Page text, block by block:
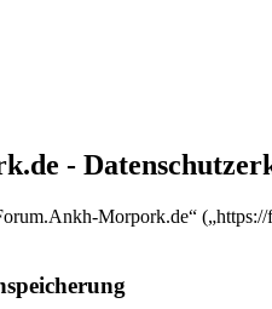
-
Morpork.de“